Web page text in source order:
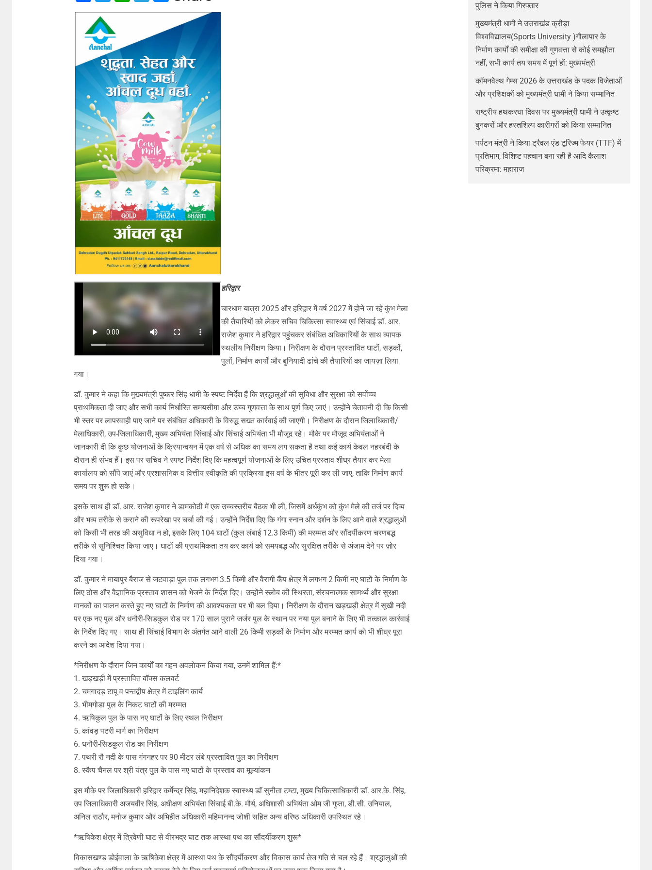
हरिद्वार
चारधाम यात्रा 2025 और हरिद्वार में वर्ष 2027 में होने जा रहे कुंभ मेला
की तैयारियों को लेकर सचिव चिकित्सा स्वास्थ्य एवं सिंचाई डॉ. आर.
राजेश कुमार ने हरिद्वार पहुंचकर संबंधित अधिकारियों के साथ व्यापक
स्थलीय निरीक्षण किया। निरीक्षण के दौरान प्रस्तावित घाटों, सड़कों,
पुलों, निर्माण कार्यों और बुनियादी ढांचे की तैयारियों का जायज़ा लिया
गया।
डॉ. कुमार ने कहा कि मुख्यमंत्री पुष्कर सिंह धामी के स्पष्ट निर्देश हैं कि श्रद्धालुओं की सुविधा और सुरक्षा को सर्वोच्च
प्राथमिकता दी जाए और सभी कार्य निर्धारित समयसीमा और उच्च गुणवत्ता के साथ पूर्ण किए जाएं। उन्होंने चेतावनी दी कि किसी
भी स्तर पर लापरवाही पाए जाने पर संबंधित अधिकारी के विरुद्ध सख्त कार्रवाई की जाएगी। निरीक्षण के दौरान जिलाधिकारी/
मेलाधिकारी, उप-जिलाधिकारी, मुख्य अभियंता सिंचाई और सिंचाई अभियंता भी मौजूद रहे। मौके पर मौजूद अभियंताओं ने
जानकारी दी कि कुछ योजनाओं के क्रियान्वयन में एक वर्ष से अधिक का समय लग सकता है तथा कई कार्य केवल नहरबंदी के
दौरान ही संभव हैं। इस पर सचिव ने स्पष्ट निर्देश दिए कि महत्वपूर्ण योजनाओं के लिए उचित प्रस्ताव शीघ्र तैयार कर मेला
कार्यालय को सौंपे जाएं और प्रशासनिक व वित्तीय स्वीकृति की प्रक्रिया इस वर्ष के भीतर पूरी कर ली जाए, ताकि निर्माण कार्य
समय पर शुरू हो सके।
इसके साथ ही डॉ. आर. राजेश कुमार ने डामकोठी में एक उच्चस्तरीय बैठक भी ली, जिसमें अर्धकुंभ को कुंभ मेले की तर्ज पर दिव्य
और भव्य तरीके से कराने की रूपरेखा पर चर्चा की गई। उन्होंने निर्देश दिए कि गंगा स्नान और दर्शन के लिए आने वाले श्रद्धालुओं
को किसी भी तरह की असुविधा न हो, इसके लिए 104 घाटों (कुल लंबाई 12.3 किमी) की मरम्मत और सौंदर्यीकरण चरणबद्ध
तरीके से सुनिश्चित किया जाए। घाटों की प्राथमिकता तय कर कार्य को समयबद्ध और सुरक्षित तरीके से अंजाम देने पर ज़ोर
दिया गया।
डॉ. कुमार ने मायापुर बैराज से जटवाड़ा पुल तक लगभग 3.5 किमी और वैरागी कैंप क्षेत्र में लगभग 2 किमी नए घाटों के निर्माण के
लिए ठोस और वैज्ञानिक प्रस्ताव शासन को भेजने के निर्देश दिए। उन्होंने स्लोब की स्थिरता, संरचनात्मक सामर्थ्य और सुरक्षा
मानकों का पालन करते हुए नए घाटों के निर्माण की आवश्यकता पर भी बल दिया। निरीक्षण के दौरान खड़खड़ी क्षेत्र में सूखी नदी
पर एक नए पुल और धनौरी-सिडकुल रोड पर 170 साल पुराने जर्जर पुल के स्थान पर नया पुल बनाने के लिए भी तत्काल कार्रवाई
के निर्देश दिए गए। साथ ही सिंचाई विभाग के अंतर्गत आने वाली 26 किमी सड़कों के निर्माण और मरम्मत कार्य को भी शीघ्र पूरा
करने का आदेश दिया गया।
*निरीक्षण के दौरान जिन कार्यों का गहन अवलोकन किया गया, उनमें शामिल हैं:*
1. खड़खड़ी में प्रस्तावित बॉक्स कलवर्ट
2. चमगादड़ टापू व पन्तद्वीप क्षेत्र में टाइलिंग कार्य
3. भीमगोडा पुल के निकट घाटों की मरम्मत
4. ऋषिकुल पुल के पास नए घाटों के लिए स्थल निरीक्षण
5. कांवड़ पटरी मार्ग का निरीक्षण
6. धनौरी-सिडकुल रोड का निरीक्षण
7. पथरी रौ नदी के पास गंगनहर पर 90 मीटर लंबे प्रस्तावित पुल का निरीक्षण
8. स्कैप चैनल पर श्री यंत्र पुल के पास नए घाटों के प्रस्ताव का मूल्यांकन
इस मौके पर जिलाधिकारी हरिद्वार कर्मेन्द्र सिंह, महानिदेशक स्वास्थ्य डाॅ सुनीता टम्टा, मुख्य चिकित्साधिकारी डॉ. आर.के. सिंह,
उप जिलाधिकारी अजयवीर सिंह, अधीक्षण अभियंता सिंचाई बी.के. मौर्य, अधिशासी अभियंता ओम जी गुप्ता, डी.सी. उनियाल,
अनिल राठौर, मनोज कुमार और अभिहीत अधिकारी महिमानन्द जोशी सहित अन्य वरिष्ठ अधिकारी उपस्थित रहे।
*ऋषिकेश क्षेत्र में त्रिवेणी घाट से वीरभद्र घाट तक आस्था पथ का सौंदर्यीकरण शुरू*
विकासखण्ड डोईवाला के ऋषिकेश क्षेत्र में आस्था पथ के सौंदर्यीकरण और विकास कार्य तेज गति से चल रहे हैं। श्रद्धालुओं की
पुलिस ने किया गिरफ्तार
मुख्यमंत्री धामी ने उत्तराखंड क्रीड़ा
विश्वविद्यालय(Sports University )गौलापार के
निर्माण कार्यों की समीक्षा की गुणवत्ता से कोई समझौता
नहीं, सभी कार्य तय समय में पूर्ण हों: मुख्यमंत्री
कॉमनवेल्थ गेम्स 2026 के उत्तराखंड के पदक विजेताओं
और प्रशिक्षकों को मुख्यमंत्री धामी ने किया सम्मानित
राष्ट्रीय हथकरघा दिवस पर मुख्यमंत्री धामी ने उत्कृष्ट
बुनकरों और हस्तशिल्प कारीगरों को किया सम्मानित
पर्यटन मंत्री ने किया ट्रैवल एंड टूरिज्म फेयर (TTF) में
प्रतिभाग, विशिष्ट पहचान बना रही है आदि कैलाश
परिक्रमा: महाराज